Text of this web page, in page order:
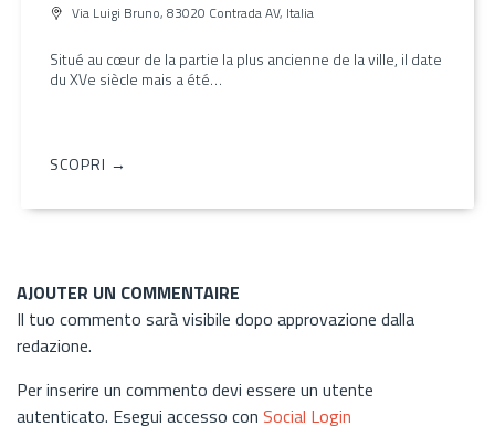
Via Luigi Bruno, 83020 Contrada AV, Italia
Situé au cœur de la partie la plus ancienne de la ville, il date
du XVe siècle mais a été…
SCOPRI →
AJOUTER UN COMMENTAIRE
Il tuo commento sarà visibile dopo approvazione dalla
redazione.
Per inserire un commento devi essere un utente
autenticato. Esegui accesso con Social Login